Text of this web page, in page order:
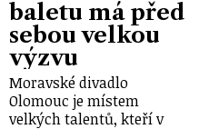
baletu má před
sebou velkou
výzvu
Moravské divadlo
Olomouc je místem
velkých talentů, kteří v